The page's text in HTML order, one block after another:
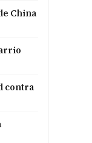
China
contra